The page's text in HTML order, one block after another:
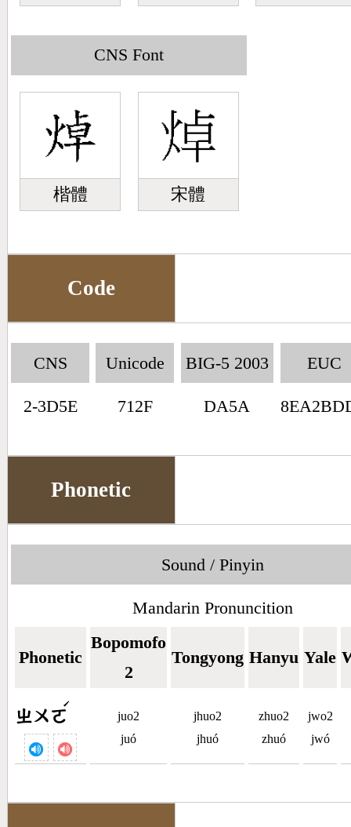
CNS Font
楷體 宋體
Code
CNS
2-3D5E
Unicode
712F
BIG-5 2003
DA5A
EUC
Phonetic
Sound / Pinyin
Mandarin Pronuncition
Phonetic
Bopomofo
2
Tongyong Hanyu Yale
ㄓㄨㄛ
ˊ
juo2
juó
jhuo2
jhuó
zhuo2
zhuó
jwo2
jwó